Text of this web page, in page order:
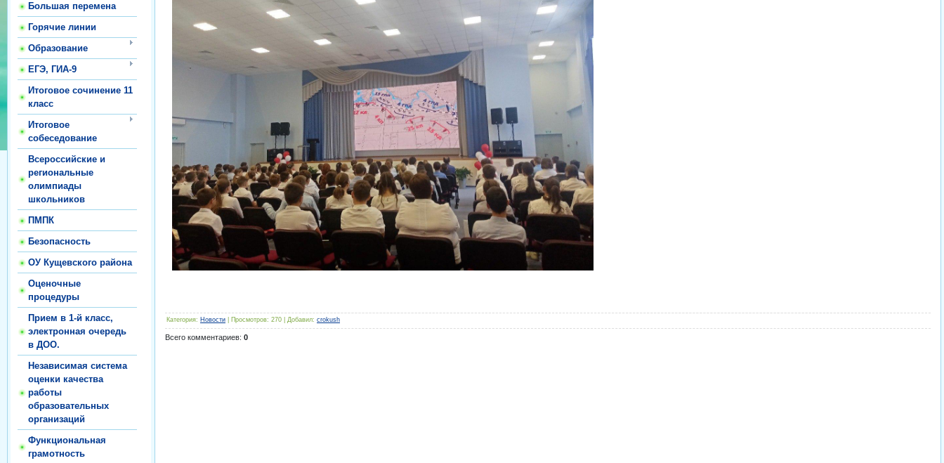
Большая перемена
Горячие линии
Образование
ЕГЭ, ГИА-9
Итоговое сочинение 11
класс
Итоговое
собеседование
Всероссийские и
региональные
олимпиады
школьников
ПМПК
Безопасность
ОУ Кущевского района
Оценочные
процедуры
Прием в 1-й класс,
электронная очередь
в ДОО.
Независимая система
оценки качества
работы
образовательных
организаций
Функциональная
грамотность
Категория: Новости Просмотров: 270 Добавил: crokush
Всего комментариев: 0